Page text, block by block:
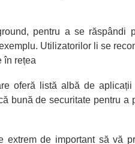
pentru a se răspândi
Utilizatorilor li se
în rețea
oferă listă albă de aplicații
bună de securitate pentru a
extrem de important să vă